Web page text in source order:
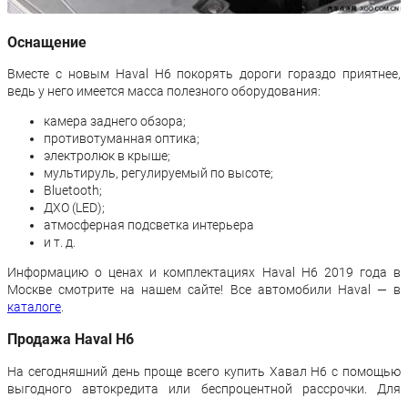
Оснащение
Вместе с новым Haval H6 покорять дороги гораздо приятнее,
ведь у него имеется масса полезного оборудования:
камера заднего обзора;
противотуманная оптика;
электролюк в крыше;
мультируль, регулируемый по высоте;
Bluetooth;
ДХО (LED);
атмосферная подсветка интерьера
и т. д.
Информацию о ценах и комплектациях Haval H6 2019 года в
Москве смотрите на нашем сайте! Все автомобили Haval — в
каталоге
Продажа Haval H6
На сегодняшний день проще всего купить Хавал H6 с помощью
выгодного автокредита или беспроцентной рассрочки. Для